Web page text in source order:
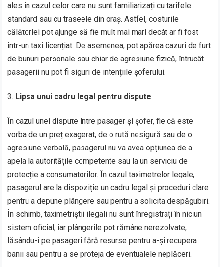
ales în cazul celor care nu sunt familiarizați cu tarifele
standard sau cu traseele din oraș. Astfel, costurile
călătoriei pot ajunge să fie mult mai mari decât ar fi fost
într-un taxi licențiat. De asemenea, pot apărea cazuri de furt
de bunuri personale sau chiar de agresiune fizică, întrucât
pasagerii nu pot fi siguri de intențiile șoferului.
Lipsa unui cadru legal pentru dispute
În cazul unei dispute între pasager și șofer, fie că este
vorba de un preț exagerat, de o rută nesigură sau de o
agresiune verbală, pasagerul nu va avea opțiunea de a
apela la autoritățile competente sau la un serviciu de
protecție a consumatorilor. În cazul taximetrelor legale,
pasagerul are la dispoziție un cadru legal și proceduri clare
pentru a depune plângere sau pentru a solicita despăgubiri.
În schimb, taximetriștii ilegali nu sunt înregistrați în niciun
sistem oficial, iar plângerile pot rămâne nerezolvate,
lăsându-i pe pasageri fără resurse pentru a-și recupera
banii sau pentru a se proteja de eventualele neplăceri.